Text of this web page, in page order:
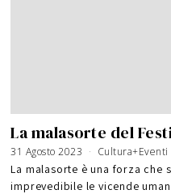
La malasorte del
31 Agosto 2023 Cultura+Eventi
La malasorte è una forza che
imprevedibile le vicende